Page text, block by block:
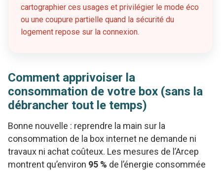
cartographier ces usages et privilégier le mode éco
ou une coupure partielle quand la sécurité du
logement repose sur la connexion.
Comment apprivoiser la
consommation de votre box (sans la
débrancher tout le temps)
Bonne nouvelle : reprendre la main sur la
consommation de la box internet ne demande ni
travaux ni achat coûteux. Les mesures de l’Arcep
montrent qu’environ 95 % de l’énergie consommée